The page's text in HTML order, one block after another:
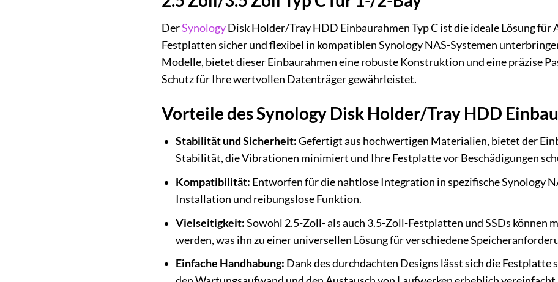
DerSynologyDisk Holder/Tray HDD Einbaurahmen Typ C ist die ideale Lösung für
Festplatten sicher und flexibel in kompatiblen Synology NAS-Systemen
Modelle, bietet dieser Einbaurahmen eine robuste Konstruktion und eine präzise
Schutz für Ihre wertvollen Datenträger gewährleistet.
Vorteile des Synology Disk Holder/Tray HDD
Stabilität und Sicherheit:Gefertigt aus hochwertigen Materialien, bietet der
Stabilität, die Vibrationen minimiert und Ihre Festplatte vor Beschädigungen
Kompatibilität: Entworfen für die nahtlose Integration in spezifische Synology
Installation und reibungslose Funktion.
Vielseitigkeit:Sowohl 2.5-Zoll- als auch 3.5-Zoll-Festplatten und SSDs können
werden, was ihn zu einer universellen Lösung für verschiedene
Einfache Handhabung: Dank des durchdachten Designs lässt sich die